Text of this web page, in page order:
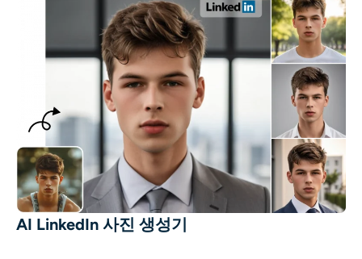
AI LinkedIn 사진 생성기